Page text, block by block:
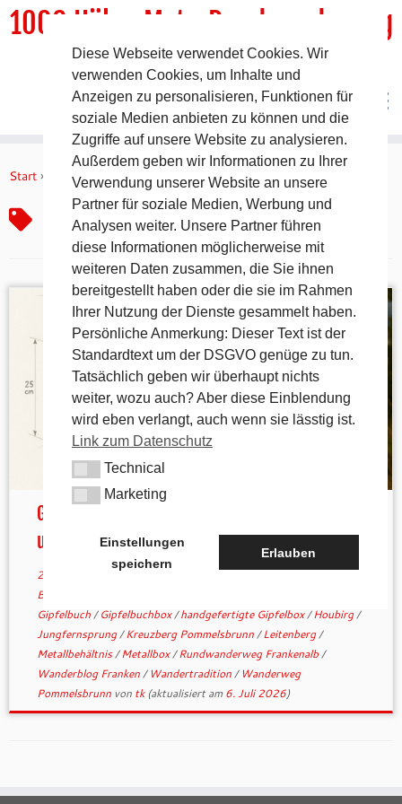
Inhalt
1000 HöhenMeterRundwanderweg
DER Rundwanderweg um Pommelsbrunn
Start » Gipfelbuchbox
Gipfelbuchbox
Gipfelbuchboxen – Wer kann helfen und
unterstützen?
28. Januar 2026in verschlagwortet1000hmr/
Bergwandern mit Herz
Gipfelbuch/Gipfelbuchbox/handgefertigte Gipfelbox/Houbirg/
Jungfernsprung/Kreuzberg Pommelsbrunn/Leitenberg/
Metallbehältnis/Metallbox/Rundwanderweg Frankenalb/
Wanderblog Franken/ Wandertradition/ Wanderweg
Pommelsbrunn von tk(aktualisiert am 6. Juli 2026)
Diese Webseite verwendet Cookies. Wir
verwenden Cookies, um Inhalte und
Anzeigen zu personalisieren, Funktionen für
soziale Medien anbieten zu können und die
Zugriffe auf unsere Website zu analysieren.
Außerdem geben wir Informationen zu Ihrer
Verwendung unserer Website an unsere
Partner für soziale Medien, Werbung und
Analysen weiter. Unsere Partner führen
diese Informationen möglicherweise mit
weiteren Daten zusammen, die Sie ihnen
bereitgestellt haben oder die sie im Rahmen
Ihrer Nutzung der Dienste gesammelt haben.
Persönliche Anmerkung: Dieser Text ist der
Standardtext um der DSGVO genüge zu tun.
Tatsächlich geben wir überhaupt nichts
weiter, wozu auch? Aber diese Einblendung
wird eben verlangt, auch wenn sie lässtig ist.
Link zum Datenschutz
TechnicalTechnical
MarketingMarketing
Einstellungen
speichern
Erlauben